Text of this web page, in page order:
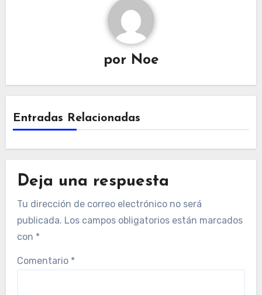
por Noe
Entradas Relacionadas
Deja una respuesta
Tu dirección de correo electrónico no será
publicada. Los campos obligatorios están marcados
con *
Comentario *